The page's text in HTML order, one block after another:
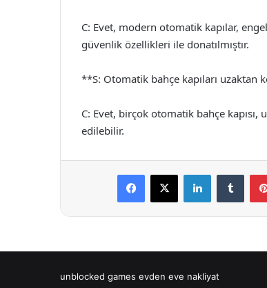
C: Evet, modern otomatik kapılar,
güvenlik özellikleri ile donatılmıştır.
**S: Otomatik bahçe kapıları
C: Evet, birçok otomatik bahçe
edilebilir.
Facebook
X LinkedIn
unblocked games evden eve nakliyat